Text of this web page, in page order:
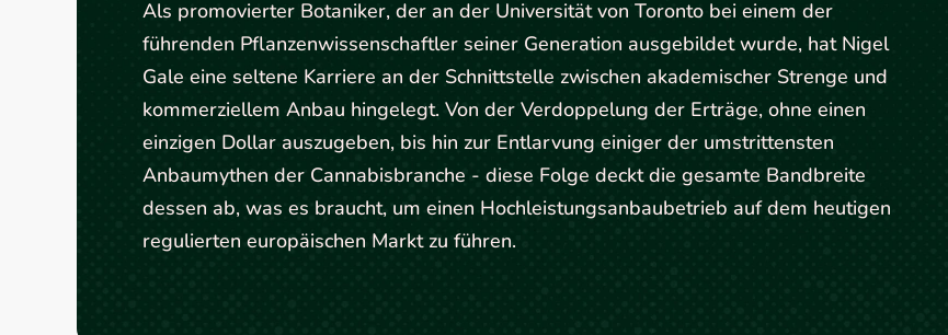
Als promovierter Botaniker, der an der Universität von Toronto bei einem der
führenden Pflanzenwissenschaftler seiner Generation ausgebildet wurde, hat Nigel
Gale eine seltene Karriere an der Schnittstelle zwischen akademischer Strenge und
kommerziellem Anbau hingelegt. Von der Verdoppelung der Erträge, ohne einen
einzigen Dollar auszugeben, bis hin zur Entlarvung einiger der umstrittensten
Anbaumythen der Cannabisbranche - diese Folge deckt die gesamte Bandbreite
dessen ab, was es braucht, um einen Hochleistungsanbaubetrieb auf dem heutigen
regulierten europäischen Markt zu führen.